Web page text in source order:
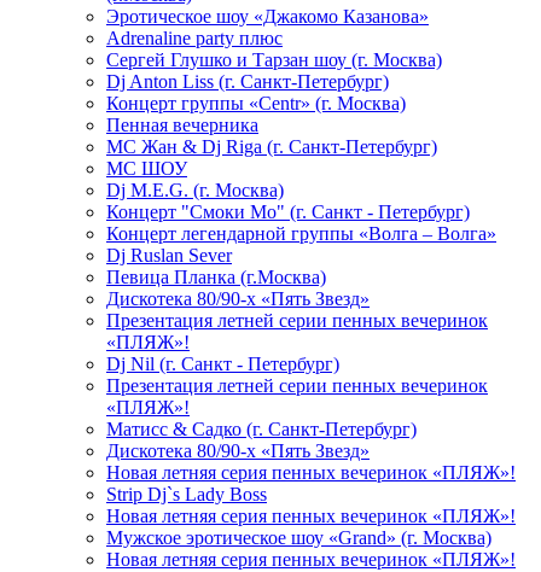
Эротическое шоу «Джакомо Казанова»
Adrenaline party плюс
Сергей Глушко и Тарзан шоу (г. Москва)
Dj Anton Liss (г. Санкт-Петербург)
Концерт группы «Centr» (г. Москва)
Пенная вечерника
МС Жан & Dj Riga (г. Санкт-Петербург)
МС ШОУ
Dj M.E.G. (г. Москва)
Концерт "Смоки Мо" (г. Санкт - Петербург)
Концерт легендарной группы «Волга – Волга»
Dj Ruslan Sever
Певица Планка (г.Москва)
Дискотека 80/90-х «Пять Звезд»
Презентация летней серии пенных вечеринок
«ПЛЯЖ»!
Dj Nil (г. Санкт - Петербург)
Презентация летней серии пенных вечеринок
«ПЛЯЖ»!
Матисс & Садко (г. Санкт-Петербург)
Дискотека 80/90-х «Пять Звезд»
Новая летняя серия пенных вечеринок «ПЛЯЖ»!
Strip Dj`s Lady Boss
Новая летняя серия пенных вечеринок «ПЛЯЖ»!
Мужское эротическое шоу «Grand» (г. Москва)
Новая летняя серия пенных вечеринок «ПЛЯЖ»!